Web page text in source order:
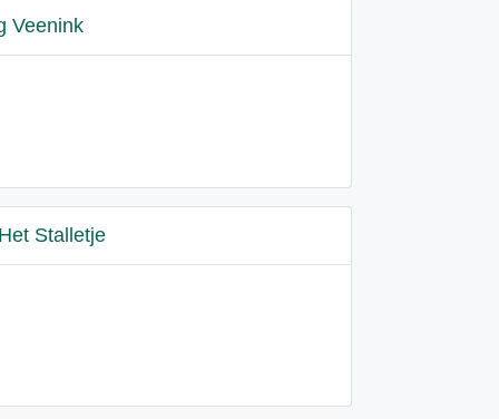
Veenink
Stalletje